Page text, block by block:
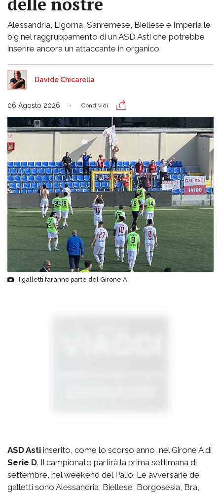
Alessandria, Ligorna, Sanremese, Biellese e Imperia le
big nel raggruppamento di un ASD Asti che potrebbe
inserire ancora un attaccante in organico
Davide Chicarella
06 Agosto 2026 Condividi
I galletti faranno parte del Girone A
ASD Asti inserito, come lo scorso anno, nel Girone A di
Serie D. Il campionato partirà la prima settimana di
settembre, nel weekend del Palio. Le avversarie dei
galletti sono Alessandria, Biellese, Borgosesia, Bra,